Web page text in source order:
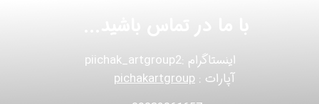
اینستاگرام :piichak_artgroup2
آپارات : pichakartgroup